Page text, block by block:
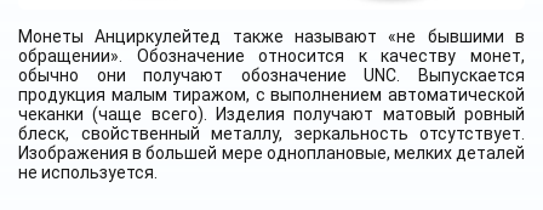
Монеты Анциркулейтед также называют «не бывшими в
обращении». Обозначение относится к качеству монет,
обычно они получают обозначение UNC. Выпускается
продукция малым тиражом, с выполнением автоматической
чеканки (чаще всего). Изделия получают матовый ровный
блеск, свойственный металлу, зеркальность отсутствует.
Изображения в большей мере одноплановые, мелких деталей
не используется.